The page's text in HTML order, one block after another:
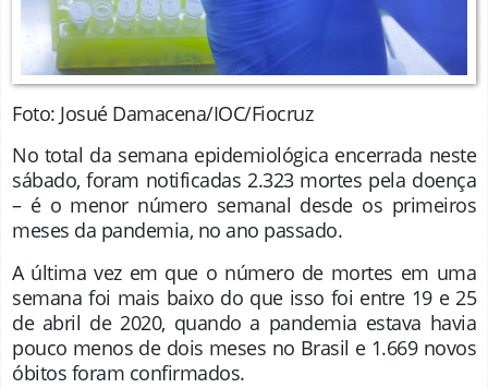
Foto: Josué Damacena/IOC/Fiocruz
No total da semana epidemiológica encerrada neste
sábado, foram notificadas 2.323 mortes pela doença
– é o menor número semanal desde os primeiros
meses da pandemia, no ano passado.
A última vez em que o número de mortes em uma
semana foi mais baixo do que isso foi entre 19 e 25
de abril de 2020, quando a pandemia estava havia
pouco menos de dois meses no Brasil e 1.669 novos
óbitos foram confirmados.